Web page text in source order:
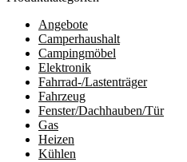
Angebote
Camperhaushalt
Campingmöbel
Elektronik
Fahrrad-/Lastenträger
Fahrzeug
Fenster/Dachhauben/Tür
Gas
Heizen
Kühlen